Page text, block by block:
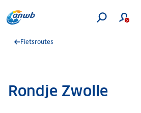
Fietsroutes
Rondje Zwolle